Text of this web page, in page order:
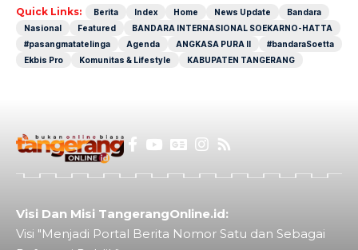
Quick Links: Berita Index Home News Update
Bandara
Nasional
Featured
BANDARA INTERNASIONAL SOEKARNO-HATTA
#pasangmatatelinga
Agenda ANGKASA PURA II
#bandaraSoetta
Ekbis Pro
Komunitas & Lifestyle KABUPATEN TANGERANG
Visi Dan Misi TangerangOnline.id:
Visi "Menjadi Portal Berita Nomor Satu dan Sebagai